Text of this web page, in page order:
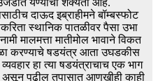
येण्याची शक्यता आहे.
दाऊद इब्राहीमने बॉम्बस्फोट
स्थानिक पातळीवर पैसा उभा
मालमत्ता मातीमोल भावाने विकत
करण्याचे षडयंत्र आता उघडकीस
हा त्या षडयंत्राचाच एक भाग
असून पुढील तपासात आणखीही काही